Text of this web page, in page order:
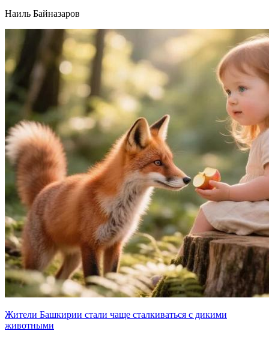
Наиль Байназаров
Жители Башкирии стали чаще сталкиваться с дикими
животными